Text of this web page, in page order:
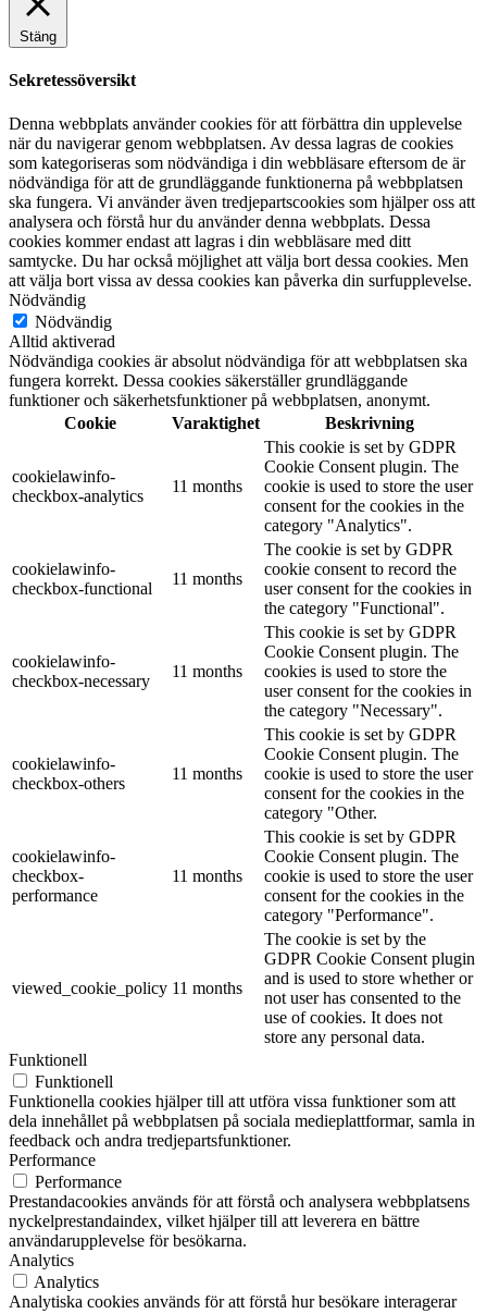
Stäng
Sekretessöversikt
Denna webbplats använder cookies för att förbättra din upplevelse
när du navigerar genom webbplatsen. Av dessa lagras de cookies
som kategoriseras som nödvändiga i din webbläsare eftersom de är
nödvändiga för att de grundläggande funktionerna på webbplatsen
ska fungera. Vi använder även tredjepartscookies som hjälper oss att
analysera och förstå hur du använder denna webbplats. Dessa
cookies kommer endast att lagras i din webbläsare med ditt
samtycke. Du har också möjlighet att välja bort dessa cookies. Men
att välja bort vissa av dessa cookies kan påverka din surfupplevelse.
Nödvändig
Nödvändig
Alltid aktiverad
Nödvändiga cookies är absolut nödvändiga för att webbplatsen ska
fungera korrekt. Dessa cookies säkerställer grundläggande
funktioner och säkerhetsfunktioner på webbplatsen, anonymt.
Cookie
Varaktighet Beskrivning
cookielawinfo-
checkbox-analytics
11 months
This cookie is set by GDPR
Cookie Consent plugin. The
cookie is used to store the user
consent for the cookies in the
category "Analytics".
cookielawinfo-
checkbox-functional
11 months
The cookie is set by GDPR
cookie consent to record the
user consent for the cookies in
the category "Functional".
cookielawinfo-
checkbox-necessary
11 months
This cookie is set by GDPR
Cookie Consent plugin. The
cookies is used to store the
user consent for the cookies in
the category "Necessary".
cookielawinfo-
checkbox-others
11 months
This cookie is set by GDPR
Cookie Consent plugin. The
cookie is used to store the user
consent for the cookies in the
category "Other.
cookielawinfo-
checkbox-
performance
11 months
This cookie is set by GDPR
Cookie Consent plugin. The
cookie is used to store the user
consent for the cookies in the
category "Performance".
viewed_cookie_policy 11 months
The cookie is set by the
GDPR Cookie Consent plugin
and is used to store whether or
not user has consented to the
use of cookies. It does not
store any personal data.
Funktionell
Funktionell
Funktionella cookies hjälper till att utföra vissa funktioner som att
dela innehållet på webbplatsen på sociala medieplattformar, samla in
feedback och andra tredjepartsfunktioner.
Performance
Performance
Prestandacookies används för att förstå och analysera webbplatsens
nyckelprestandaindex, vilket hjälper till att leverera en bättre
användarupplevelse för besökarna.
Analytics
Analytics
Analytiska cookies används för att förstå hur besökare interagerar